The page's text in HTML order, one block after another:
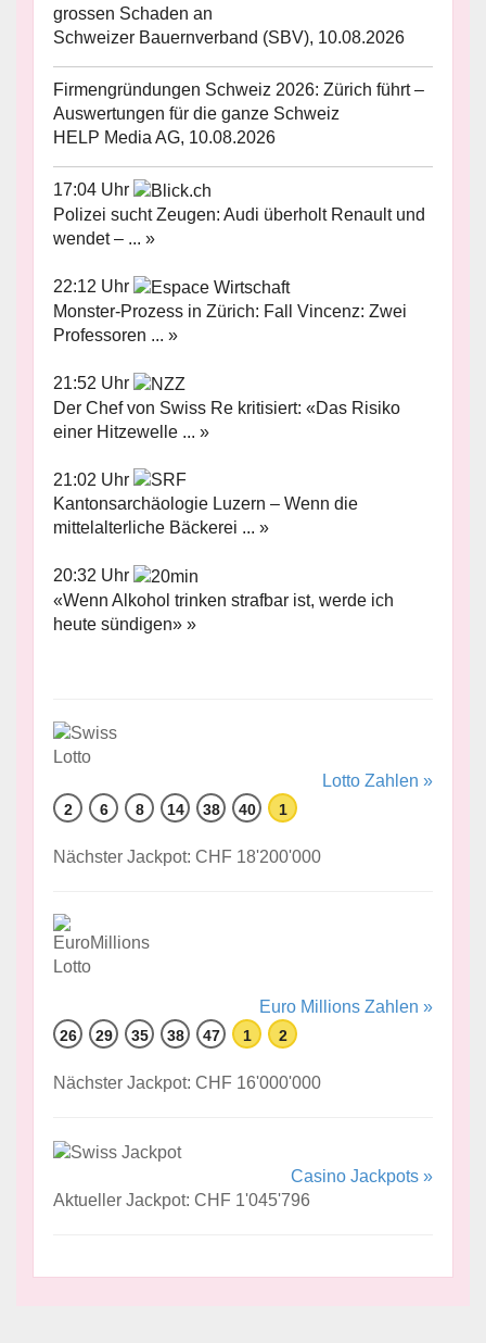
grossen Schaden an
Schweizer Bauernverband (SBV), 10.08.2026
Firmengründungen Schweiz 2026: Zürich führt –
Auswertungen für die ganze Schweiz
HELP Media AG, 10.08.2026
17:04 Uhr
Polizei sucht Zeugen: Audi überholt Renault und
wendet – ... »
22:12 Uhr
Monster-Prozess in Zürich: Fall Vincenz: Zwei
Professoren ... »
21:52 Uhr
Der Chef von Swiss Re kritisiert: «Das Risiko
einer Hitzewelle ... »
21:02 Uhr
Kantonsarchäologie Luzern – Wenn die
mittelalterliche Bäckerei ... »
20:32 Uhr
«Wenn Alkohol trinken strafbar ist, werde ich
heute sündigen» »
Lotto Zahlen »
2 6 8 14 38 40 1
Nächster Jackpot: CHF 18'200'000
Euro Millions Zahlen »
26 29 35 38 47 1 2
Nächster Jackpot: CHF 16'000'000
Casino Jackpots »
Aktueller Jackpot: CHF 1'045'796